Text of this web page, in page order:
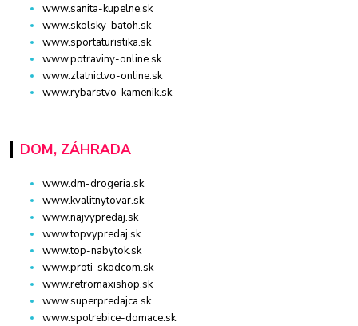
www.sanita-kupelne.sk
www.skolsky-batoh.sk
www.sportaturistika.sk
www.potraviny-online.sk
www.zlatnictvo-online.sk
www.rybarstvo-kamenik.sk
DOM, ZÁHRADA
www.dm-drogeria.sk
www.kvalitnytovar.sk
www.najvypredaj.sk
www.topvypredaj.sk
www.top-nabytok.sk
www.proti-skodcom.sk
www.retromaxishop.sk
www.superpredajca.sk
www.spotrebice-domace.sk